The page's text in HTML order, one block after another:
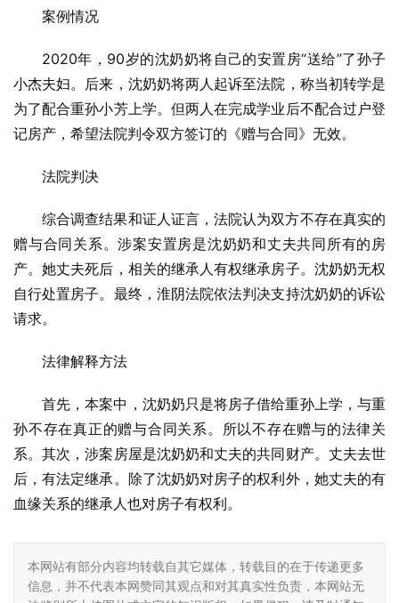
案例情况
2020年，90岁的沈奶奶将自己的安置房“送给”了孙子
小杰夫妇。后来，沈奶奶将两人起诉至法院，称当初转学是
为了配合重孙小芳上学。但两人在完成学业后不配合过户登
记房产，希望法院判令双方签订的《赠与合同》无效。
法院判决
综合调查结果和证人证言，法院认为双方不存在真实的
赠与合同关系。涉案安置房是沈奶奶和丈夫共同所有的房
产。她丈夫死后，相关的继承人有权继承房子。沈奶奶无权
自行处置房子。最终，淮阴法院依法判决支持沈奶奶的诉讼
请求。
法律解释方法
首先，本案中，沈奶奶只是将房子借给重孙上学，与重
孙不存在真正的赠与合同关系。所以不存在赠与的法律关
系。其次，涉案房屋是沈奶奶和丈夫的共同财产。丈夫去世
后，有法定继承。除了沈奶奶对房子的权利外，她丈夫的有
血缘关系的继承人也对房子有权利。
本网站有部分内容均转载自其它媒体，转载目的在于传递更多
信息，并不代表本网赞同其观点和对其真实性负责，本网站无